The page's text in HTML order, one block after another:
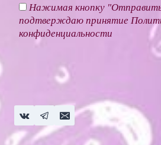
Нажимая кнопку
подтверждаю принятие
конфиденциальности